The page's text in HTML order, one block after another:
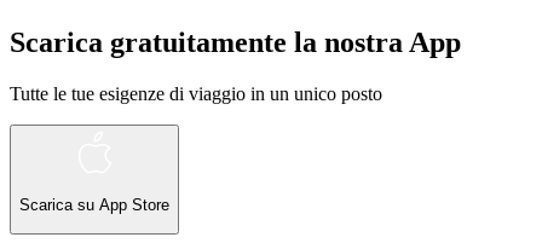
Scarica gratuitamente la nostra App
Tutte le tue esigenze di viaggio in un unico posto
Scarica su App Store